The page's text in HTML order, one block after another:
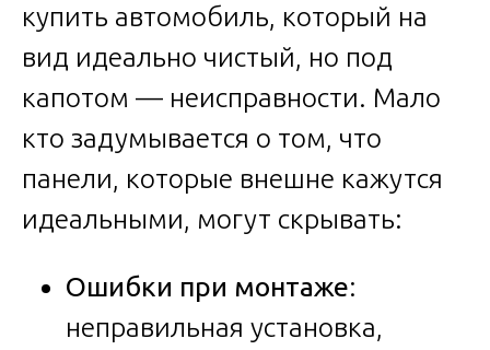
купить автомобиль, который на
вид идеально чистый, но под
капотом — неисправности. Мало
кто задумывается о том, что
панели, которые внешне кажутся
идеальными, могут скрывать:
Ошибки при монтаже:
неправильная установка,